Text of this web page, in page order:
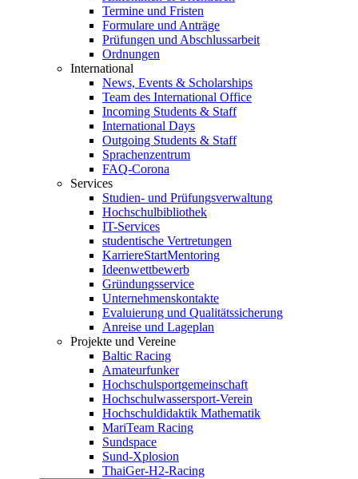
Termine und Fristen
Formulare und Anträge
Prüfungen und Abschlussarbeit
Ordnungen
International
News, Events & Scholarships
Team des International Office
Incoming Students & Staff
International Days
Outgoing Students & Staff
Sprachenzentrum
FAQ-Corona
Services
Studien- und Prüfungsverwaltung
Hochschulbibliothek
IT-Services
studentische Vertretungen
KarriereStartMentoring
Ideenwettbewerb
Gründungsservice
Unternehmenskontakte
Evaluierung und Qualitätssicherung
Anreise und Lageplan
Projekte und Vereine
Baltic Racing
Amateurfunker
Hochschulsportgemeinschaft
Hochschulwassersport-Verein
Hochschuldidaktik Mathematik
MariTeam Racing
Sundspace
Sund-Xplosion
ThaiGer-H2-Racing